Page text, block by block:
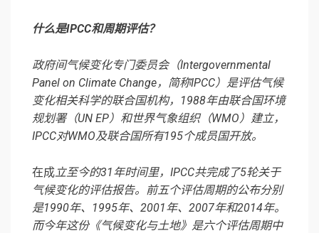
什么是IPCC和周期评估？
政府间气候变化专门委员会（Intergovernmental
Panel on Climate Change，简称IPCC）是评估气候
变化相关科学的联合国机构，1988年由联合国环境
规划署（UN EP）和世界气象组织（WMO）建立，
IPCC对WMO及联合国所有195个成员国开放。
在成 立至今的31年时间里，IPCC共完成了5轮关于
气候变化的评估报告。前五个评估周期的公布分别
是1990年、1995年、2001年、2007年和2014年。
而今年这份《气候变化与土地》是六个评估周期中